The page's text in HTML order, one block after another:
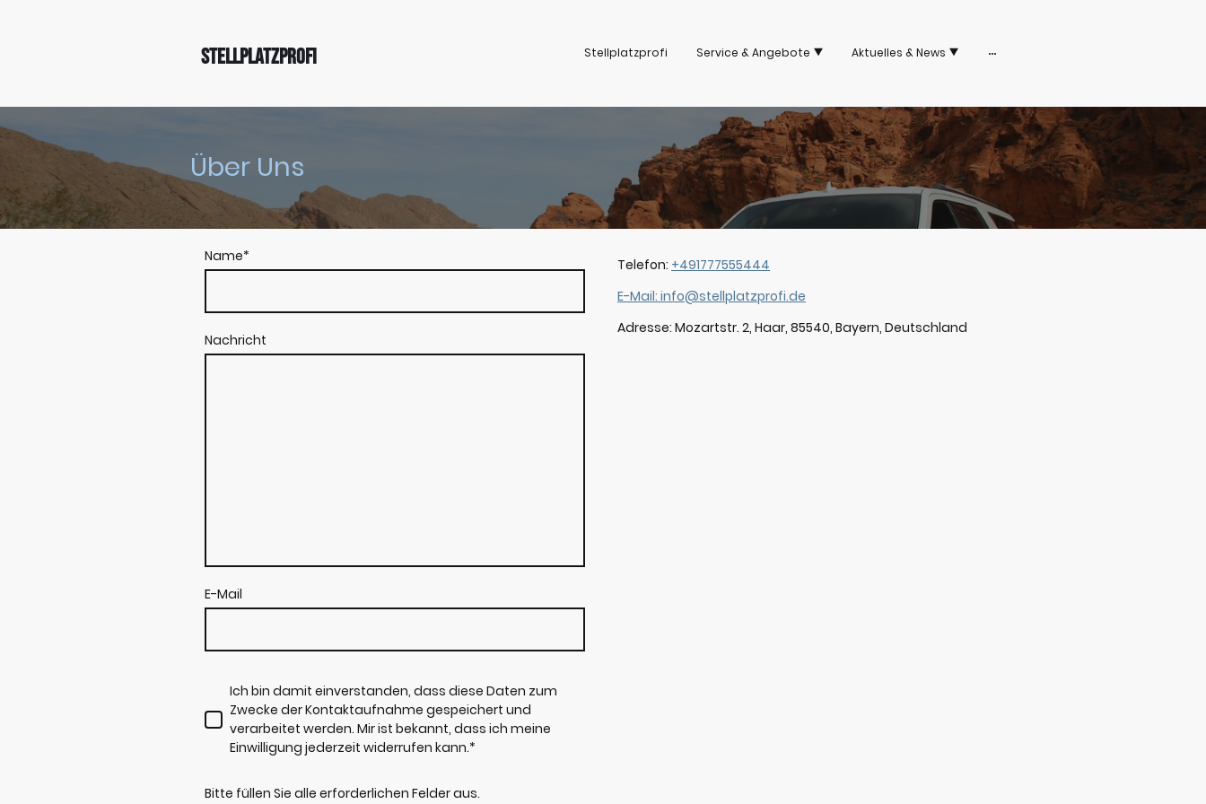
Stellplatzprofi Stellplatzprofi Service & Angebote Aktuelles & News
Über Uns
Name*
Nachricht
E-Mail
Ich bin damit einverstanden, dass diese Daten zum
Zwecke der Kontaktaufnahme gespeichert und
verarbeitet werden. Mir ist bekannt, dass ich meine
Einwilligung jederzeit widerrufen kann.*
Bitte füllen Sie alle erforderlichen Felder aus.
Telefon: +491777555444
E-Mail: info@stellplatzprofi.de
Adresse: Mozartstr. 2, Haar, 85540, Bayern, Deutschland